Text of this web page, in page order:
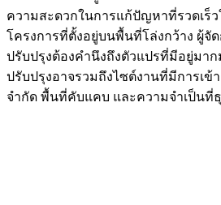
ความสะดวกในการแก้ปัญหาที่รวดเร็
โครงการที่ตั้งอยู่บนพื้นที่โล่งกว้าง ผู้จั
ปรับปรุงต้องคำนึงถึงตัวแปรที่มีอยู่มา
ปรับปรุงอาจรวมถึงไซต์งานที่มีการเข้
จำกัด พื้นที่คับแคบ และความจำเป็นที่